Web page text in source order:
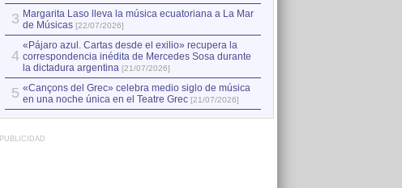
3 Margarita Laso lleva la música ecuatoriana a La Mar
de Músicas [22/07/2026]
4
«Pájaro azul. Cartas desde el exilio» recupera la
correspondencia inédita de Mercedes Sosa durante
la dictadura argentina [21/07/2026]
5 «Cançons del Grec» celebra medio siglo de música
en una noche única en el Teatre Grec [21/07/2026]
PUBLICIDAD